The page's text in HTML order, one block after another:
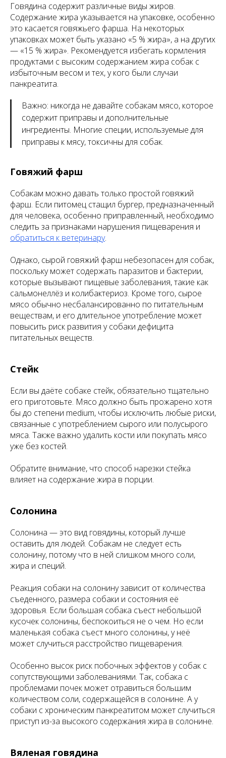
Говядина содержит различные виды жиров.
Содержание жира указывается на упаковке, особенно
это касается говяжьего фарша. На некоторых
упаковках может быть указано «5 % жира», а на других
— «15 % жира». Рекомендуется избегать кормления
продуктами с высоким содержанием жира собак с
избыточным весом и тех, у кого были случаи
панкреатита.
Важно: никогда не давайте собакам мясо, которое
содержит приправы и дополнительные
ингредиенты. Многие специи, используемые для
приправы к мясу, токсичны для собак.
Говяжий фарш
Собакам можно давать только простой говяжий
фарш. Если питомец стащил бургер, предназначенный
для человека, особенно приправленный, необходимо
следить за признаками нарушения пищеварения и
обратиться к ветеринару.
Однако, сырой говяжий фарш небезопасен для собак,
поскольку может содержать паразитов и бактерии,
которые вызывают пищевые заболевания, такие как
сальмонеллёз и колибактериоз. Кроме того, сырое
мясо обычно несбалансированно по питательным
веществам, и его длительное употребление может
повысить риск развития у собаки дефицита
питательных веществ.
Стейк
Если вы даёте собаке стейк, обязательно тщательно
его приготовьте. Мясо должно быть прожарено хотя
бы до степени medium, чтобы исключить любые риски,
связанные с употреблением сырого или полусырого
мяса. Также важно удалить кости или покупать мясо
уже без костей.
Обратите внимание, что способ нарезки стейка
влияет на содержание жира в порции.
Солонина
Солонина — это вид говядины, который лучше
оставить для людей. Собакам не следует есть
солонину, потому что в ней слишком много соли,
жира и специй.
Реакция собаки на солонину зависит от количества
съеденного, размера собаки и состояния её
здоровья. Если большая собака съест небольшой
кусочек солонины, беспокоиться не о чем. Но если
маленькая собака съест много солонины, у неё
может случиться расстройство пищеварения.
Особенно высок риск побочных эффектов у собак с
сопутствующими заболеваниями. Так, собака с
проблемами почек может отравиться большим
количеством соли, содержащейся в солонине. А у
собаки с хроническим панкреатитом может случиться
приступ из-за высокого содержания жира в солонине.
Вяленая говядина